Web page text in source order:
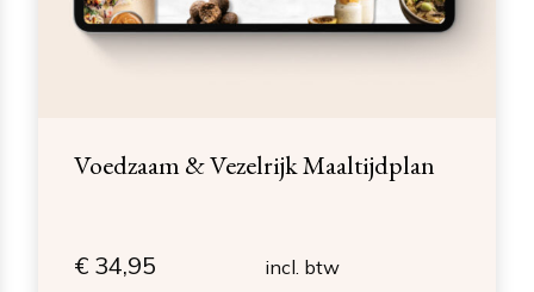
Voedzaam & Vezelrijk Maaltijdplan
€ 34,95 incl. btw